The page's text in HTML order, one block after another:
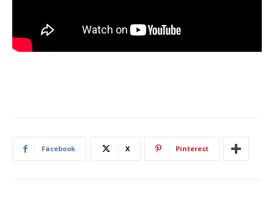
Facebook X Pinterest